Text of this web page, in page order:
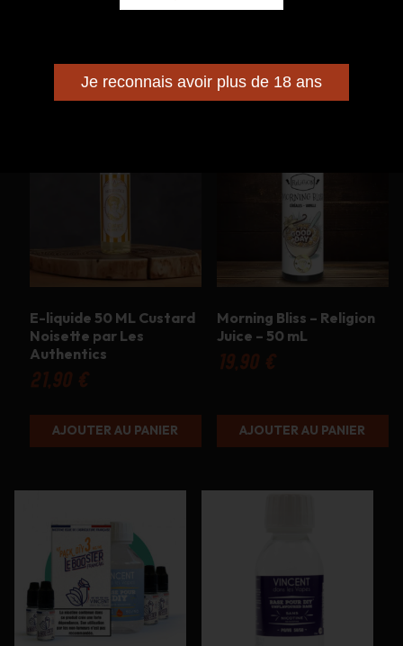
est un voyage gustatif, une aventure aromatique
Produits similaires
E-liquide 50 ML Custard
Noisette par Les
Authentics
21,90 €
AJOUTER AU PANIER
Morning Bliss – Religion
Juice – 50 mL
19,90 €
AJOUTER AU PANIER
plusieurs
variations.
Les
options
peuvent
Je reconnais avoir plus de 18 ans